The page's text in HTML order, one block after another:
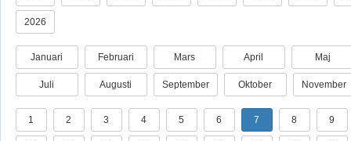
2026
Januari Februari Mars April Maj
Juli Augusti September Oktober November
1 2 3 4 5 6 7 8 9